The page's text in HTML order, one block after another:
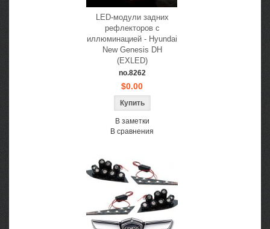
LED-модули задних
рефлекторов с
иллюминацией - Hyundai
New Genesis DH
(EXLED)
no.8262
$0.00
В заметки
В сравнения